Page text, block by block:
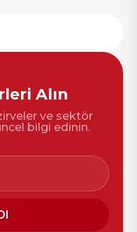
Alın
ve sektör
bilgi edinin.